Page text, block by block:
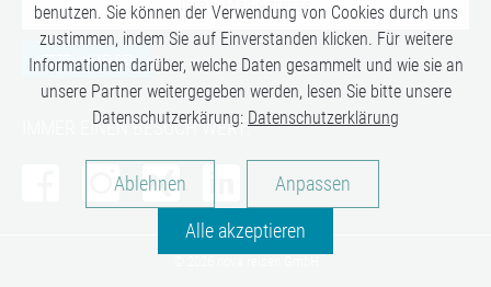
JETZT ANMELDEN
IMMER EINEN BESUCH WERT:
benutzen. Sie können der Verwendung von Cookies durch uns
zustimmen, indem Sie auf Einverstanden klicken. Für weitere
Informationen darüber, welche Daten gesammelt und wie sie an
unsere Partner weitergegeben werden, lesen Sie bitte unsere
Datenschutzerkärung: Datenschutzerklärung
AnalysenAblehnen Anpassen
Alle akzeptieren